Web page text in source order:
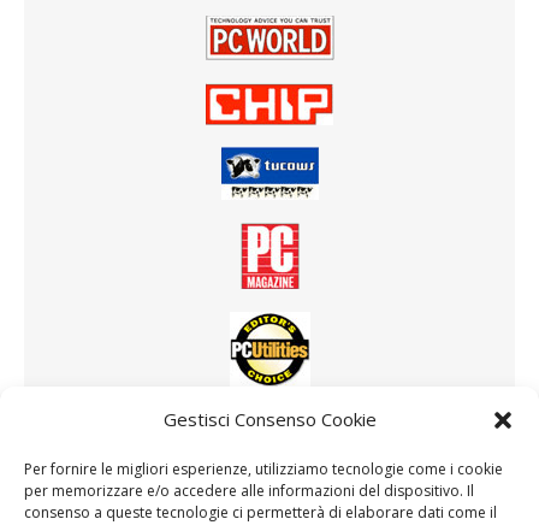
Gestisci Consenso Cookie
Per fornire le migliori esperienze, utilizziamo tecnologie come i cookie
per memorizzare e/o accedere alle informazioni del dispositivo. Il
consenso a queste tecnologie ci permetterà di elaborare dati come il
Altri software consigliati